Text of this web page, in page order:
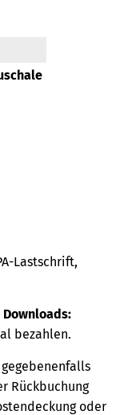
Lastschrift,
bezahlen.
Rückbuchung
oder